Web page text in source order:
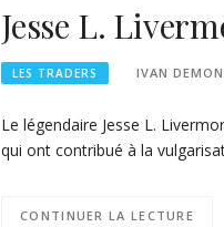
Jesse L.
LES TRADERS IVAN
Le légendaire Jesse L.
qui ont contribué à la
CONTINUER LA LECTURE